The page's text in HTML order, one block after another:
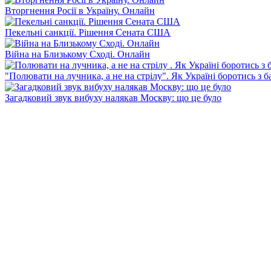
Вторгнення Росії в Україну. Онлайн
Пекельні санкції. Рішення Сената США
Війна на Близькому Сході. Онлайн
"Полювати на лучника, а не на стрілу". Як Україні боротись з
Загадковий звук вибуху налякав Москву: що це було